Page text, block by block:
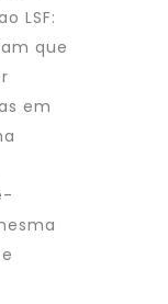
LSF:
que
em